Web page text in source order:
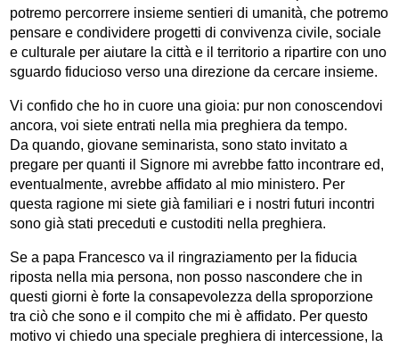
potremo percorrere insieme sentieri di umanità, che potremo
pensare e condividere progetti di convivenza civile, sociale
e culturale per aiutare la città e il territorio a ripartire con uno
sguardo fiducioso verso una direzione da cercare insieme.
Vi confido che ho in cuore una gioia: pur non conoscendovi
ancora, voi siete entrati nella mia preghiera da tempo.
Da quando, giovane seminarista, sono stato invitato a
pregare per quanti il Signore mi avrebbe fatto incontrare ed,
eventualmente, avrebbe affidato al mio ministero. Per
questa ragione mi siete già familiari e i nostri futuri incontri
sono già stati preceduti e custoditi nella preghiera.
Se a papa Francesco va il ringraziamento per la fiducia
riposta nella mia persona, non posso nascondere che in
questi giorni è forte la consapevolezza della sproporzione
tra ciò che sono e il compito che mi è affidato. Per questo
motivo vi chiedo una speciale preghiera di intercessione, la